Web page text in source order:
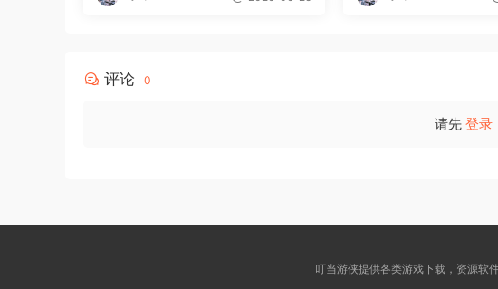
评论 0
请先 登录
叮当游侠提供各类游戏下载，资源软